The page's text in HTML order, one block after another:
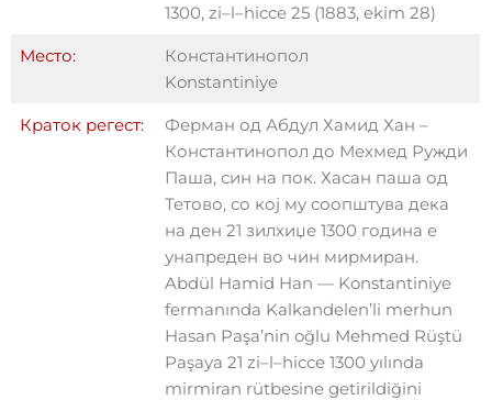
1300, zi–l–hicce 25 (1883, ekim 28)
Место:
Константинопол
Konstantiniye
Краток регест:
Ферман од Абдул Хамид Хан –
Константинопол до Мехмед Ружди
Паша, син на пок. Хасан паша од
Тетово, со кој му соопштува дека
на ден 21 зилхиџе 1300 година е
унапреден во чин мирмиран.
Abdül Hamid Han — Konstantiniye
fermanında Kalkandelen’li merhun
Hasan Paşa’nin oğlu Mehmed Rüştü
Paşaya 21 zi–l–hicce 1300 yılında
mirmiran rütbesine getirildiğini